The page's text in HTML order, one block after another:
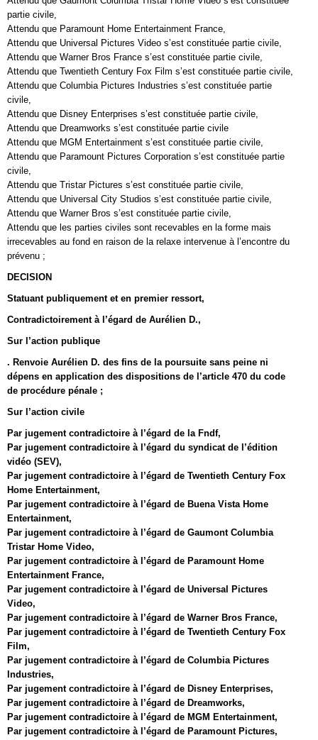
partie civile,
Attendu que Paramount Home Entertainment France,
Attendu que Universal Pictures Video s’est constituée partie civile,
Attendu que Warner Bros France s’est constituée partie civile,
Attendu que Twentieth Century Fox Film s’est constituée partie civile,
Attendu que Columbia Pictures Industries s’est constituée partie
civile,
Attendu que Disney Enterprises s’est constituée partie civile,
Attendu que Dreamworks s’est constituée partie civile
Attendu que MGM Entertainment s’est constituée partie civile,
Attendu que Paramount Pictures Corporation s’est constituée partie
civile,
Attendu que Tristar Pictures s’est constituée partie civile,
Attendu que Universal City Studios s’est constituée partie civile,
Attendu que Warner Bros s’est constituée partie civile,
Attendu que les parties civiles sont recevables en la forme mais
irrecevables au fond en raison de la relaxe intervenue à l’encontre du
prévenu ;
DECISION
Statuant publiquement et en premier ressort,
Contradictoirement à l’égard de Aurélien D.,
Sur l’action publique
. Renvoie Aurélien D. des fins de la poursuite sans peine ni
dépens en application des dispositions de l’article 470 du code
de procédure pénale ;
Sur l’action civile
Par jugement contradictoire à l’égard de la Fndf,
Par jugement contradictoire à l’égard du syndicat de l’édition
vidéo (SEV),
Par jugement contradictoire à l’égard de Twentieth Century Fox
Home Entertainment,
Par jugement contradictoire à l’égard de Buena Vista Home
Entertainment,
Par jugement contradictoire à l’égard de Gaumont Columbia
Tristar Home Video,
Par jugement contradictoire à l’égard de Paramount Home
Entertainment France,
Par jugement contradictoire à l’égard de Universal Pictures
Video,
Par jugement contradictoire à l’égard de Warner Bros France,
Par jugement contradictoire à l’égard de Twentieth Century Fox
Film,
Par jugement contradictoire à l’égard de Columbia Pictures
Industries,
Par jugement contradictoire à l’égard de Disney Enterprises,
Par jugement contradictoire à l’égard de Dreamworks,
Par jugement contradictoire à l’égard de MGM Entertainment,
Par jugement contradictoire à l’égard de Paramount Pictures,